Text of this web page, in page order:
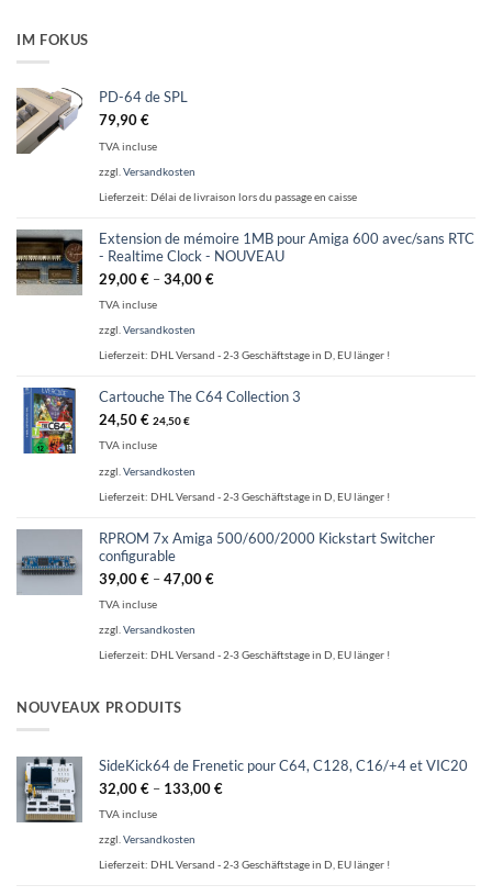
IM FOKUS
PD-64 de SPL
79,90€
TVA incluse
zzgl. Versandkosten
Lieferzeit: Délai de livraison lors du passage en caisse
Extension de mémoire 1MB pour Amiga 600 avec/sans RTC
- Realtime Clock - NOUVEAU
29,00€ –34,00€
TVA incluse
zzgl. Versandkosten
Lieferzeit: DHL Versand - 2-3 Geschäftstage in D, EU länger !
Cartouche The C64 Collection 3
24,50€ 24,50€
TVA incluse
zzgl. Versandkosten
Lieferzeit: DHL Versand - 2-3 Geschäftstage in D, EU länger !
RPROM 7x Amiga 500/600/2000 Kickstart Switcher
configurable
39,00€ –47,00€
TVA incluse
zzgl. Versandkosten
Lieferzeit: DHL Versand - 2-3 Geschäftstage in D, EU länger !
NOUVEAUX PRODUITS
SideKick64 de Frenetic pour C64, C128, C16/+4 et VIC20
32,00€ – 133,00€
TVA incluse
zzgl. Versandkosten
Lieferzeit: DHL Versand - 2-3 Geschäftstage in D, EU länger !